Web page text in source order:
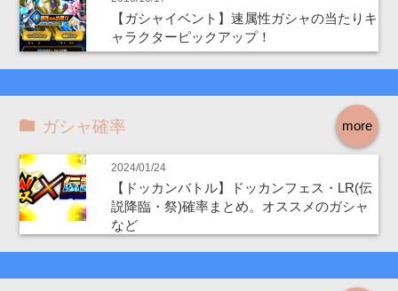
【ガシャイベント】速属性ガシャの当たりキ
ャラクターピックアップ！
more
ガシャ確率
2024/01/24
【ドッカンバトル】ドッカンフェス・LR(伝
説降臨・祭)確率まとめ。オススメのガシャ
など